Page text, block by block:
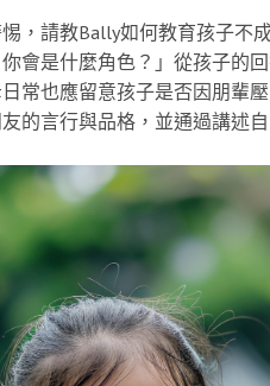
，請教Bally如何教育孩子不
你會是什麼角色？」從孩子的
常也應留意孩子是否因朋輩
的言行與品格，並通過講述